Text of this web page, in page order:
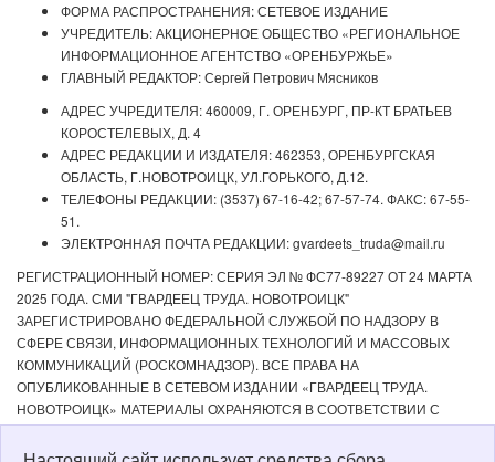
ФОРМА РАСПРОСТРАНЕНИЯ: СЕТЕВОЕ ИЗДАНИЕ
УЧРЕДИТЕЛЬ: АКЦИОНЕРНОЕ ОБЩЕСТВО «РЕГИОНАЛЬНОЕ
ИНФОРМАЦИОННОЕ АГЕНТСТВО «ОРЕНБУРЖЬЕ»
ГЛАВНЫЙ РЕДАКТОР: Сергей Петрович Мясников
АДРЕС УЧРЕДИТЕЛЯ: 460009, Г. ОРЕНБУРГ, ПР-КТ БРАТЬЕВ
КОРОСТЕЛЕВЫХ, Д. 4
АДРЕС РЕДАКЦИИ И ИЗДАТЕЛЯ: 462353, ОРЕНБУРГСКАЯ
ОБЛАСТЬ, Г.НОВОТРОИЦК, УЛ.ГОРЬКОГО, Д.12.
ТЕЛЕФОНЫ РЕДАКЦИИ: (3537) 67-16-42; 67-57-74. ФАКС: 67-55-
51.
ЭЛЕКТРОННАЯ ПОЧТА РЕДАКЦИИ: gvardeets_truda@mail.ru
РЕГИСТРАЦИОННЫЙ НОМЕР: СЕРИЯ ЭЛ № ФС77-89227 ОТ 24 МАРТА
2025 ГОДА. СМИ "ГВАРДЕЕЦ ТРУДА. НОВОТРОИЦК"
ЗАРЕГИСТРИРОВАНО ФЕДЕРАЛЬНОЙ СЛУЖБОЙ ПО НАДЗОРУ В
СФЕРЕ СВЯЗИ, ИНФОРМАЦИОННЫХ ТЕХНОЛОГИЙ И МАССОВЫХ
КОММУНИКАЦИЙ (РОСКОМНАДЗОР). ВСЕ ПРАВА НА
ОПУБЛИКОВАННЫЕ В СЕТЕВОМ ИЗДАНИИ «ГВАРДЕЕЦ ТРУДА.
НОВОТРОИЦК» МАТЕРИАЛЫ ОХРАНЯЮТСЯ В СООТВЕТСТВИИ С
ЗАКОНОДАТЕЛЬСТВОМ РФ. ЛЮБОЕ ИСПОЛЬЗОВАНИЕ МАТЕРИАЛОВ
ДОПУСКАЕТСЯ ТОЛЬКО ПО СОГЛАСОВАНИЮ С РЕДАКЦИЕЙ С